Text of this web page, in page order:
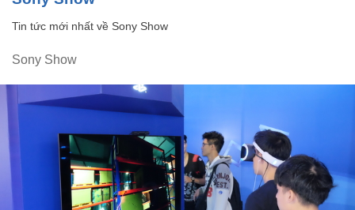
Tin tức mới nhất về Sony Show
Sony Show